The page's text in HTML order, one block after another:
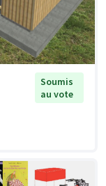
Soumis
au vote